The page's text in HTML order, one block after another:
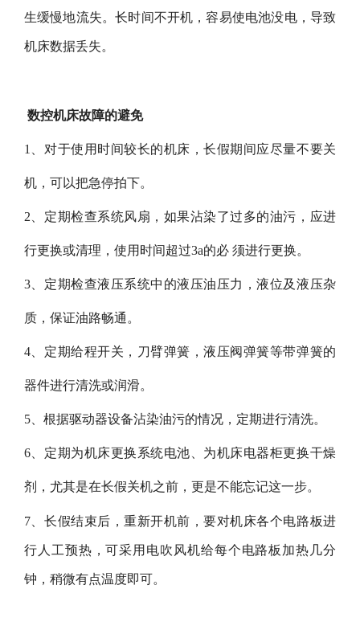
生缓慢地流失。长时间不开机，容易使电池没电，导致
机床数据丢失。
数控机床故障的避免
1、对于使用时间较长的机床，长假期间应尽量不要关
机，可以把急停拍下。
2、定期检查系统风扇，如果沾染了过多的油污，应进
行更换或清理，使用时间超过3a的必 须进行更换。
3、定期检查液压系统中的液压油压力，液位及液压杂
质，保证油路畅通。
4、定期给程开关，刀臂弹簧，液压阀弹簧等带弹簧的
器件进行清洗或润滑。
5、根据驱动器设备沾染油污的情况，定期进行清洗。
6、定期为机床更换系统电池、为机床电器柜更换干燥
剂，尤其是在长假关机之前，更是不能忘记这一步。
7、长假结束后，重新开机前，要对机床各个电路板进
行人工预热，可采用电吹风机给每个电路板加热几分
钟，稍微有点温度即可。